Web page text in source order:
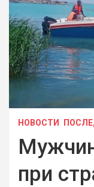
НОВОСТИ
при